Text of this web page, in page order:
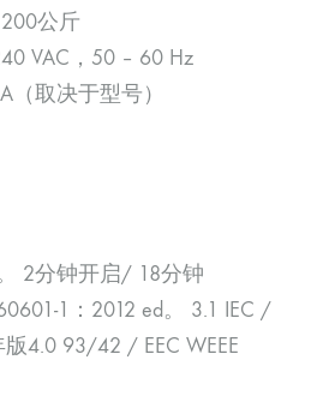
公斤
VAC，50 – 60 Hz
（取决于型号）
2分钟开启/ 18分钟
1：2012 ed。 3.1 IEC /
4.0 93/42 / EEC WEEE